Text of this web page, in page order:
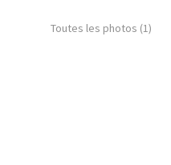
Toutes les photos (1)